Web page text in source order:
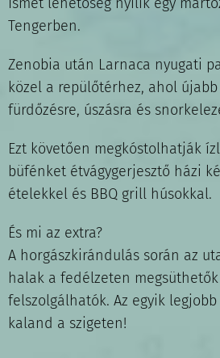
Tengerben.
Zenobia után Larnaca nyugati
közel a repülőtérhez, ahol
fürdőzésre, úszásra és
Ezt követően megkóstolhatják
büfénket étvágygerjesztő házi
ételekkel és BBQ grill húsokkal.
És mi az extra?
A horgászkirándulás során az
halak a fedélzeten
felszolgálhatók. Az egyik
kaland a szigeten!